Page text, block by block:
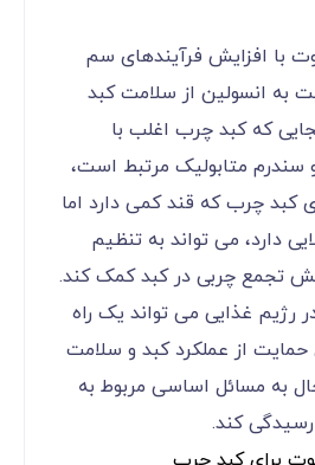
با افزایش فرآیندهای سم
به انسولین از سلامت کبد
که کبد چرب اغلب با
سندرم متابولیک مرتبط است،
کبد چرب که قند کمی دارد اما
دارد، می تواند به تنظیم
تجمع چربی در کبد کمک کند.
رژیم غذایی می تواند یک راه
از عملکرد کبد و سلامت
به مسائل اساسی مربوط به
کند.